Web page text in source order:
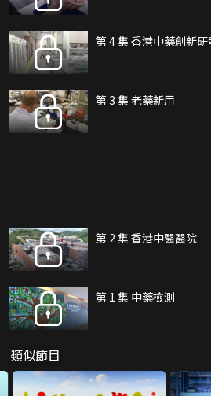
第 4 集 香港中藥創新研
第 3 集 老藥新用
第 2 集 香港中醫醫院
第 1 集 中藥檢測
類似節目